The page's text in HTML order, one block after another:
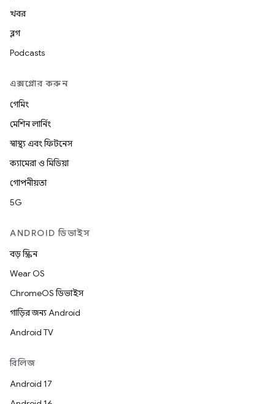
খবর
ব্লগ
Podcasts
এক্সপ্লোর করুন
গেমিং
মেশিন লার্নিং
স্বাস্থ্য এবং ফিটনেস
ক্যামেরা ও মিডিয়া
গোপনীয়তা
5G
ANDROID ডিভাইস
বড় স্ক্রিন
Wear OS
ChromeOS ডিভাইস
গাড়ির জন্য Android
Android TV
রিলিজ
Android 17